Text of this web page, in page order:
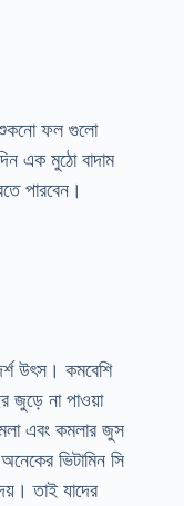
শুকনো ফল গুলো
এক মুঠো বাদাম
পারবেন।
উৎস। কমবেশি
জুড়ে না পাওয়া
এবং কমলার জুস
ভিটামিন সি
তাই যাদের